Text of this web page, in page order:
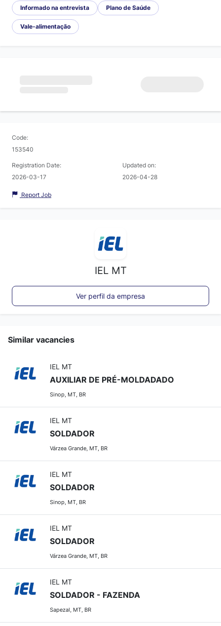
Informado na entrevista Plano de Saúde
Vale-alimentação
Code:
153540
Registration Date:
2026-03-17
Updated on:
2026-04-28
Report Job
IEL MT
Ver perfil da empresa
Similar vacancies
IEL MT
AUXILIAR DE PRÉ-MOLDADADO
Sinop, MT, BR
IEL MT
SOLDADOR
Várzea Grande, MT, BR
IEL MT
SOLDADOR
Sinop, MT, BR
IEL MT
SOLDADOR
Várzea Grande, MT, BR
IEL MT
SOLDADOR - FAZENDA
Sapezal, MT, BR